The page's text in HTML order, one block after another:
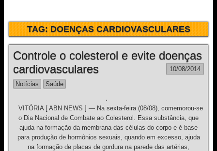
TAG:DOENÇAS CARDIOVASCULARES
Controle o colesterol e evite doenças
cardiovasculares
10/08/2014
Notícias Saúde
VITÓRIA [ ABN NEWS ] — Na sexta-feira (08/08), comemorou-se
o Dia Nacional de Combate ao Colesterol. Essa substância, que
ajuda na formação da membrana das células do corpo e é base
para produção de hormônios sexuais, quando em excesso, ajuda
na formação de placas de gordura na parede das artérias,